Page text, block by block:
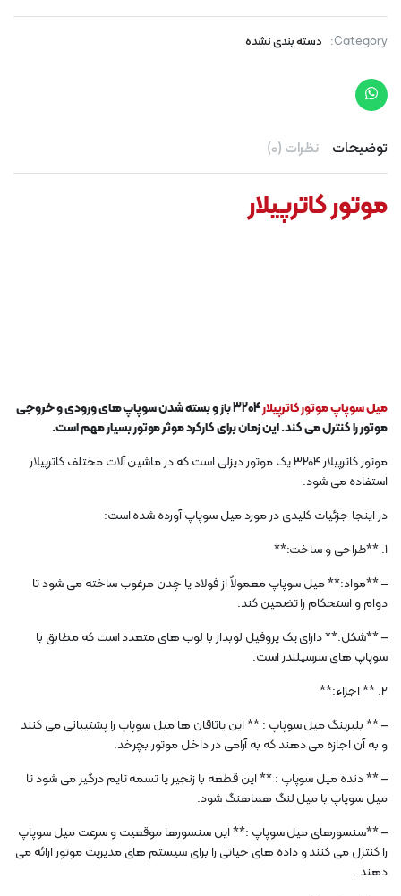
Category: دسته بندی نشده
توضیحات نظرات (0)
موتور کاترپیلار
میل سوپاپ موتور کاترپیلار
3204 باز و بسته شدن سوپاپ های ورودی و خروجی
موتور را کنترل می کند. این زمان برای کارکرد موثر موتور بسیار مهم است.
موتور کاترپیلار 3204 یک موتور دیزلی است که در ماشین آلات مختلف کاترپیلار
استفاده می شود.
در اینجا جزئیات کلیدی در مورد میل سوپاپ آورده شده است:
1. **طراحی و ساخت:**
– **مواد:** میل سوپاپ معمولاً از فولاد یا چدن مرغوب ساخته می شود تا
دوام و استحکام را تضمین کند.
– **شکل:** دارای یک پروفیل لوبدار با لوب های متعدد است که مطابق با
سوپاپ های سرسیلندر است.
2. ** اجزاء:**
– ** بلبرینگ میل سوپاپ : ** این یاتاقان ها میل سوپاپ را پشتیبانی می کنند
و به آن اجازه می دهند که به آرامی در داخل موتور بچرخد.
– ** دنده میل سوپاپ : ** این قطعه با زنجیر یا تسمه تایم درگیر می شود تا
میل سوپاپ با میل لنگ هماهنگ شود.
– **سنسورهای میل سوپاپ :** این سنسورها موقعیت و سرعت میل سوپاپ
را کنترل می کنند و داده های حیاتی را برای سیستم های مدیریت موتور ارائه می
دهند.